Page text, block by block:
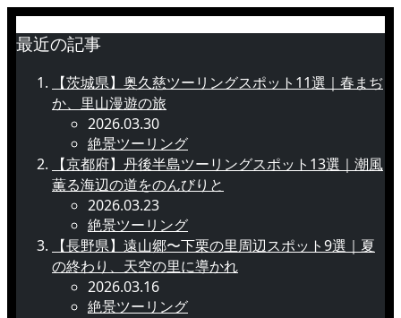
最近の記事
【茨城県】奥久慈ツーリングスポット11選｜春まぢ
か、里山漫遊の旅
2026.03.30
絶景ツーリング
【京都府】丹後半島ツーリングスポット13選｜潮風
薫る海辺の道をのんびりと
2026.03.23
絶景ツーリング
【長野県】遠山郷〜下栗の里周辺スポット9選｜夏
の終わり、天空の里に導かれ
2026.03.16
絶景ツーリング